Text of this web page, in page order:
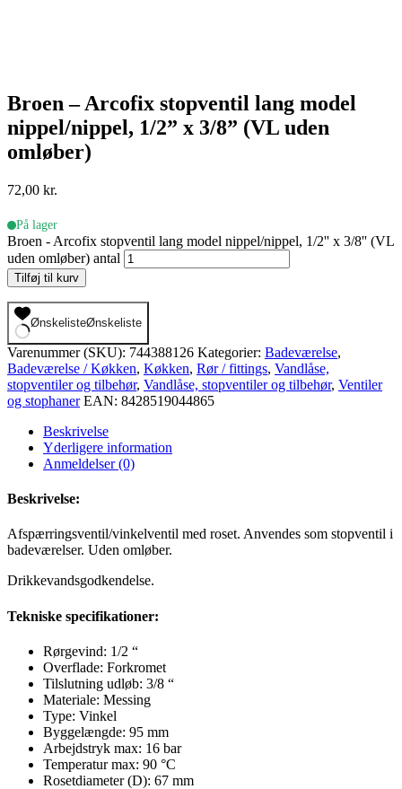
Broen – Arcofix stopventil lang model
nippel/nippel, 1/2” x 3/8” (VL uden
omløber)
72,00 kr.
På lager
Broen - Arcofix stopventil lang model nippel/nippel, 1/2'' x 3/8'' (VL
uden omløber) antal
Tilføj til kurv
ØnskelisteØnskeliste
Varenummer (SKU): 744388126 Kategorier: Badeværelse,
Badeværelse / Køkken, Køkken, Rør / fittings, Vandlåse,
stopventiler og tilbehør, Vandlåse, stopventiler og tilbehør, Ventiler
og stophaner EAN: 8428519044865
Beskrivelse
Yderligere information
Anmeldelser (0)
Beskrivelse:
Afspærringsventil/vinkelventil med roset. Anvendes som stopventil i
badeværelser. Uden omløber.
Drikkevandsgodkendelse.
Tekniske specifikationer:
Rørgevind: 1/2 “
Overflade: Forkromet
Tilslutning udløb: 3/8 “
Materiale: Messing
Type: Vinkel
Byggelængde: 95 mm
Arbejdstryk max: 16 bar
Temperatur max: 90 °C
Rosetdiameter (D): 67 mm